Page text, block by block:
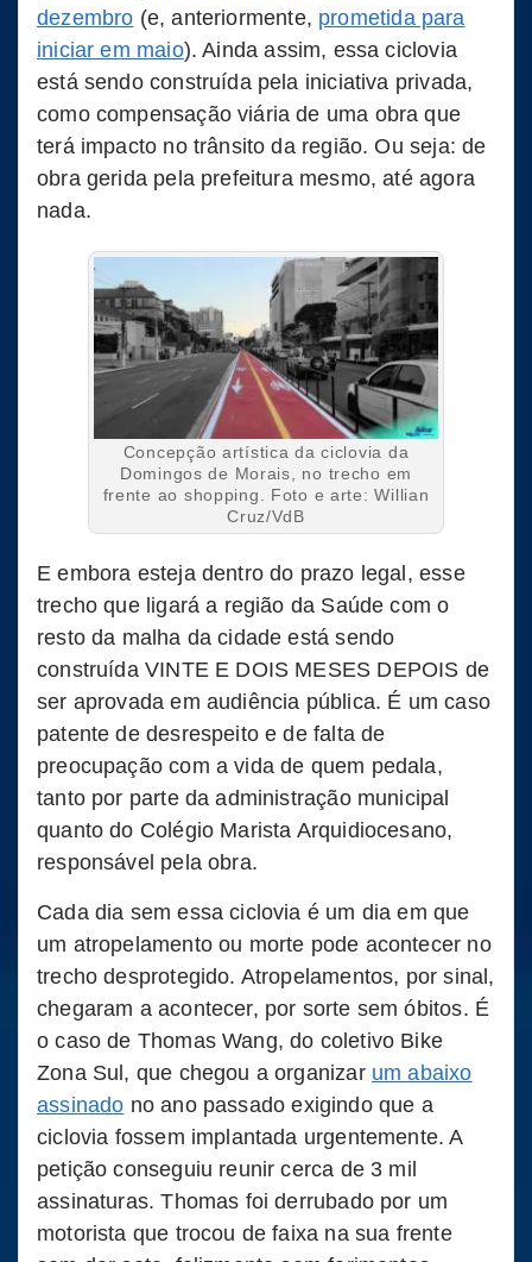
dezembro (e, anteriormente, prometida para
iniciar em maio). Ainda assim, essa ciclovia
está sendo construída pela iniciativa privada,
como compensação viária de uma obra que
terá impacto no trânsito da região. Ou seja: de
obra gerida pela prefeitura mesmo, até agora
nada.
Concepção artística da ciclovia da
Domingos de Morais, no trecho em
frente ao shopping. Foto e arte: Willian
Cruz/VdB
E embora esteja dentro do prazo legal, esse
trecho que ligará a região da Saúde com o
resto da malha da cidade está sendo
construída VINTE E DOIS MESES DEPOIS de
ser aprovada em audiência pública. É um caso
patente de desrespeito e de falta de
preocupação com a vida de quem pedala,
tanto por parte da administração municipal
quanto do Colégio Marista Arquidiocesano,
responsável pela obra.
Cada dia sem essa ciclovia é um dia em que
um atropelamento ou morte pode acontecer no
trecho desprotegido. Atropelamentos, por sinal,
chegaram a acontecer, por sorte sem óbitos. É
o caso de Thomas Wang, do coletivo Bike
Zona Sul, que chegou a organizar um abaixo
assinado no ano passado exigindo que a
ciclovia fossem implantada urgentemente. A
petição conseguiu reunir cerca de 3 mil
assinaturas. Thomas foi derrubado por um
motorista que trocou de faixa na sua frente